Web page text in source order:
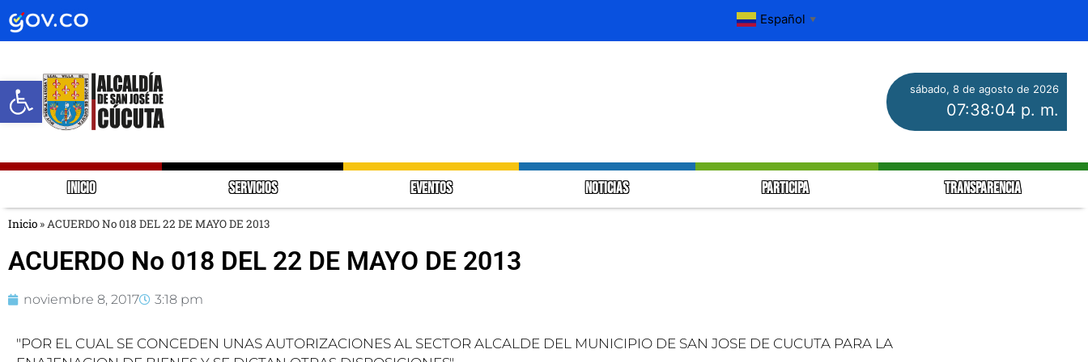
Abrir barra de herramientas
Español ▼
sábado, 8 de agosto de 2026
07:38:05 p. m.
INICIO SERVICIOS EVENTOS NOTICIAS PARTICIPA TRANSPARENCIA
Inicio » ACUERDO No 018 DEL 22 DE MAYO DE 2013
ACUERDO No 018 DEL 22 DE MAYO DE 2013
noviembre 8, 2017 3:18 pm
"POR EL CUAL SE CONCEDEN UNAS AUTORIZACIONES AL SECTOR ALCALDE DEL MUNICIPIO DE SAN JOSE DE CUCUTA PARA LA